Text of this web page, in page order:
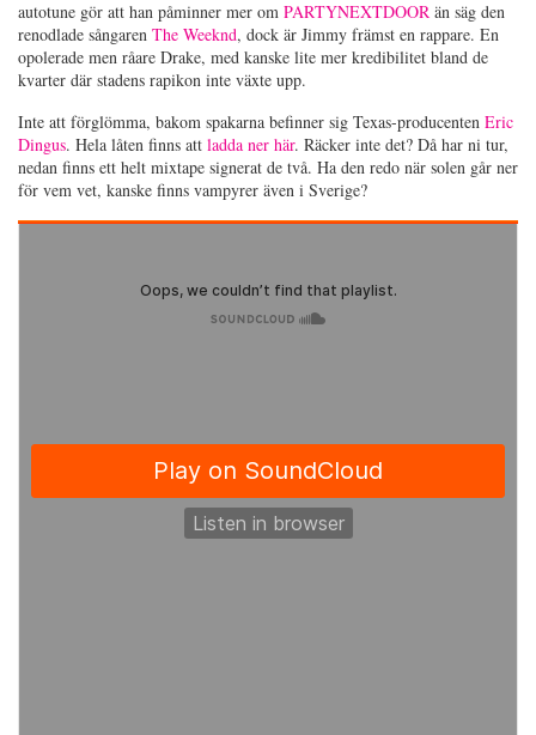
autotune gör att han påminner mer om PARTYNEXTDOOR än säg den
renodlade sångaren The Weeknd, dock är Jimmy främst en rappare. En
opolerade men råare Drake, med kanske lite mer kredibilitet bland de
kvarter där stadens rapikon inte växte upp.
Inte att förglömma, bakom spakarna befinner sig Texas-producenten Eric
Dingus. Hela låten finns att ladda ner här. Räcker inte det? Då har ni tur,
nedan finns ett helt mixtape signerat de två. Ha den redo när solen går ner
för vem vet, kanske finns vampyrer även i Sverige?